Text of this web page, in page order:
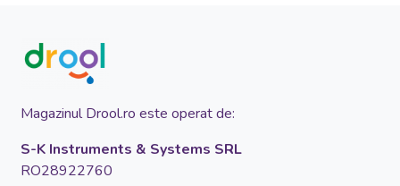
Magazinul Drool.ro este operat de:
S-K Instruments & Systems SRL
RO28922760